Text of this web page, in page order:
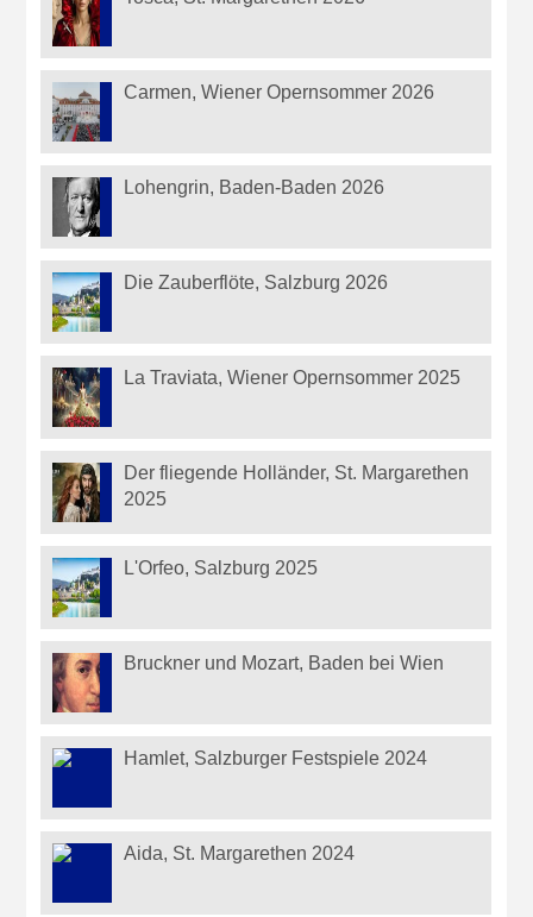
Carmen, Wiener Opernsommer 2026
Lohengrin, Baden-Baden 2026
Die Zauberflöte, Salzburg 2026
La Traviata, Wiener Opernsommer 2025
Der fliegende Holländer, St. Margarethen
2025
L'Orfeo, Salzburg 2025
Bruckner und Mozart, Baden bei Wien
Hamlet, Salzburger Festspiele 2024
Aida, St. Margarethen 2024